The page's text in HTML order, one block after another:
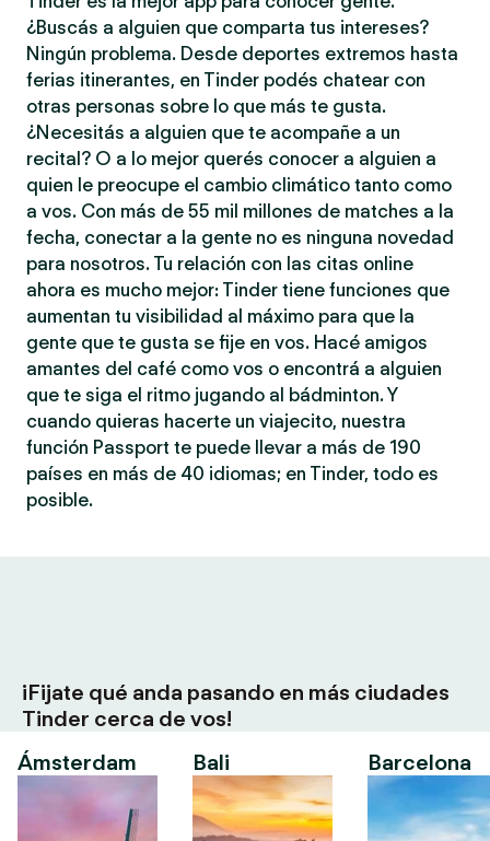
¿Buscás a alguien que comparta tus intereses?
Ningún problema. Desde deportes extremos hasta
ferias itinerantes, en Tinder podés chatear con
otras personas sobre lo que más te gusta.
¿Necesitás a alguien que te acompañe a un
recital? O a lo mejor querés conocer a alguien a
quien le preocupe el cambio climático tanto como
a vos. Con más de 55 mil millones de matches a la
fecha, conectar a la gente no es ninguna novedad
para nosotros. Tu relación con las citas online
ahora es mucho mejor: Tinder tiene funciones que
aumentan tu visibilidad al máximo para que la
gente que te gusta se fije en vos. Hacé amigos
amantes del café como vos o encontrá a alguien
que te siga el ritmo jugando al bádminton. Y
cuando quieras hacerte un viajecito, nuestra
función Passport te puede llevar a más de 190
países en más de 40 idiomas; en Tinder, todo es
posible.
¡Fijate qué anda pasando en más ciudades
Tinder cerca de vos!
Ámsterdam
Bali Barcelona